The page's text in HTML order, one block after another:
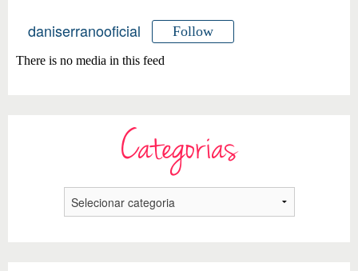
daniserranooficial Follow
There is no media in this feed
Categorias